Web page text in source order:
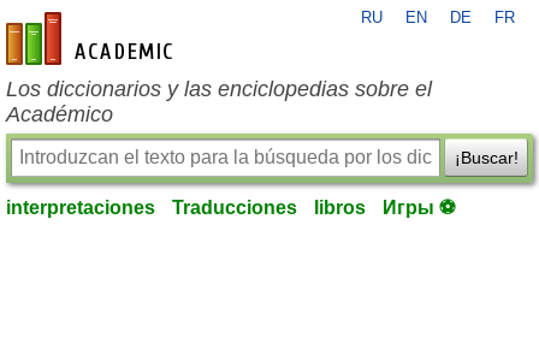
es-academic.com
RU EN DE FR
Los diccionarios y las enciclopedias sobre el
Académico
¡Buscar!
interpretaciones Traducciones libros Игры ⚽